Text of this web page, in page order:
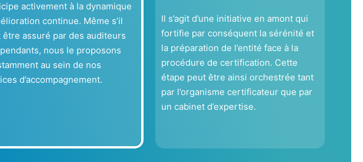
activement à la dynamique
continue. Même s’il
être assuré par des auditeurs
nous le proposons
au sein de nos
d’accompagnement.
Il s’agit d’une initiative en amont qui
fortifie par conséquent la sérénité et
la préparation de l’entité face à la
procédure de certification. Cette
étape peut être ainsi orchestrée tant
par l’organisme certificateur que par
un cabinet d’expertise.